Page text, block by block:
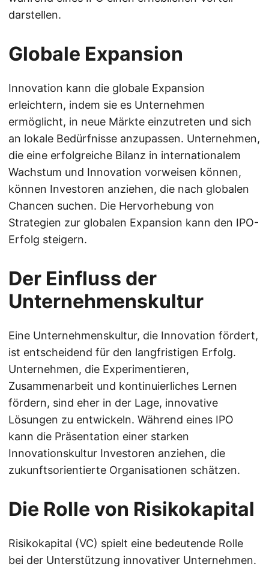
darstellen.
Globale Expansion
Innovation kann die globale Expansion
erleichtern, indem sie es Unternehmen
ermöglicht, in neue Märkte einzutreten und sich
an lokale Bedürfnisse anzupassen. Unternehmen,
die eine erfolgreiche Bilanz in internationalem
Wachstum und Innovation vorweisen können,
können Investoren anziehen, die nach globalen
Chancen suchen. Die Hervorhebung von
Strategien zur globalen Expansion kann den IPO-
Erfolg steigern.
Der Einfluss der
Unternehmenskultur
Eine Unternehmenskultur, die Innovation fördert,
ist entscheidend für den langfristigen Erfolg.
Unternehmen, die Experimentieren,
Zusammenarbeit und kontinuierliches Lernen
fördern, sind eher in der Lage, innovative
Lösungen zu entwickeln. Während eines IPO
kann die Präsentation einer starken
Innovationskultur Investoren anziehen, die
zukunftsorientierte Organisationen schätzen.
Die Rolle von Risikokapital
Risikokapital (VC) spielt eine bedeutende Rolle
bei der Unterstützung innovativer Unternehmen.